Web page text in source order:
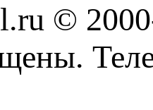
©